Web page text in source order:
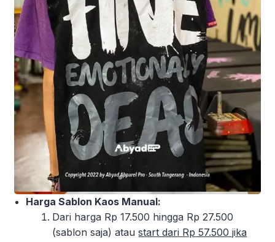
Harga Sablon Kaos Manual:
Dari harga Rp 17.500 hingga Rp 27.500
(sablon saja) ataustart dari Rp 57.500 jika